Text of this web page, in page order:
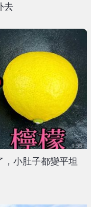
去
小肚子都變平坦